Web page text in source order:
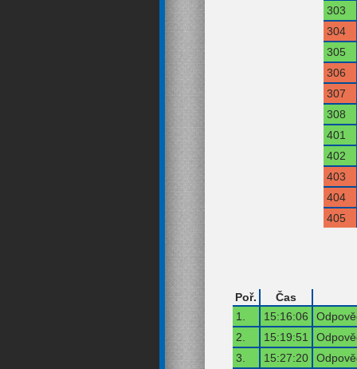
303
304
305
306
307
308
401
402
403
404
405
Poř.
Čas
1.
15:16:06
2.
15:19:51
3.
15:27:20